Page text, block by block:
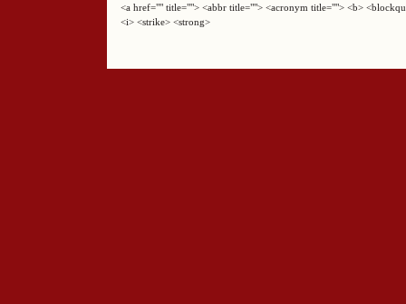
<a href="" title=""> <abbr title=""> <acronym title=""> <b>
<i> <strike> <strong>